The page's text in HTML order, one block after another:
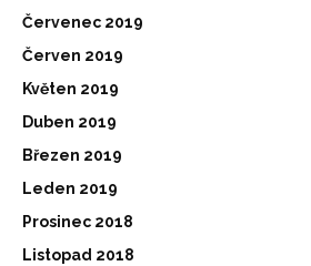
Červenec 2019
Červen 2019
Květen 2019
Duben 2019
Březen 2019
Leden 2019
Prosinec 2018
Listopad 2018